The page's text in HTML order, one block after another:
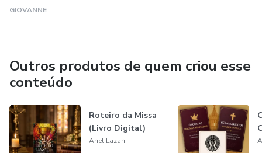
GIOVANNE
Outros produtos de quem criou esse
conteúdo
Roteiro da Missa
(Livro Digital)
Ariel Lazari